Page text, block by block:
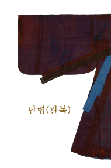
단령(관복)